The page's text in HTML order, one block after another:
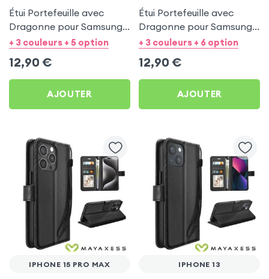
Étui Portefeuille avec
Dragonne pour Samsung
Galaxy S21 FE - Noir
+ 3 couleurs + 5 option
12,90 €
AJOUTER
Étui Portefeuille avec
Dragonne pour Samsung
Galaxy S21 - Noir
+ 3 couleurs + 6 option
12,90 €
AJOUTER
IPHONE 15 PRO MAX IPHONE 13